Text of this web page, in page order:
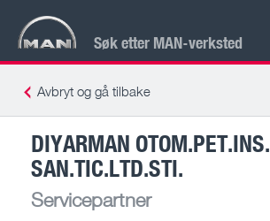
Søk etter MAN-verksted
Avbryt og gå tilbake
DIYARMAN OTOM.PET.INS.
SAN.TIC.LTD.STI.
Servicepartner